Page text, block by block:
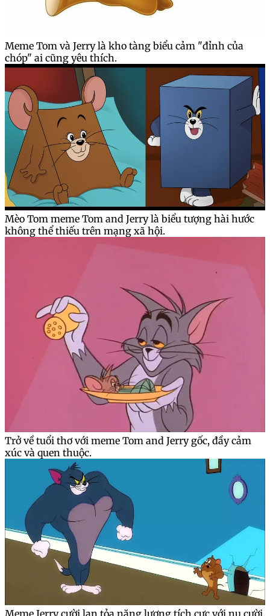
Meme Tom và Jerry là kho tàng biểu cảm "đỉnh của
chóp" ai cũng yêu thích.
Mèo Tom meme Tom and Jerry là biểu tượng hài hước
không thể thiếu trên mạng xã hội.
Trở về tuổi thơ với meme Tom and Jerry gốc, đầy cảm
xúc và quen thuộc.
Meme Jerry cười lan tỏa năng lượng tích cực với nụ cười